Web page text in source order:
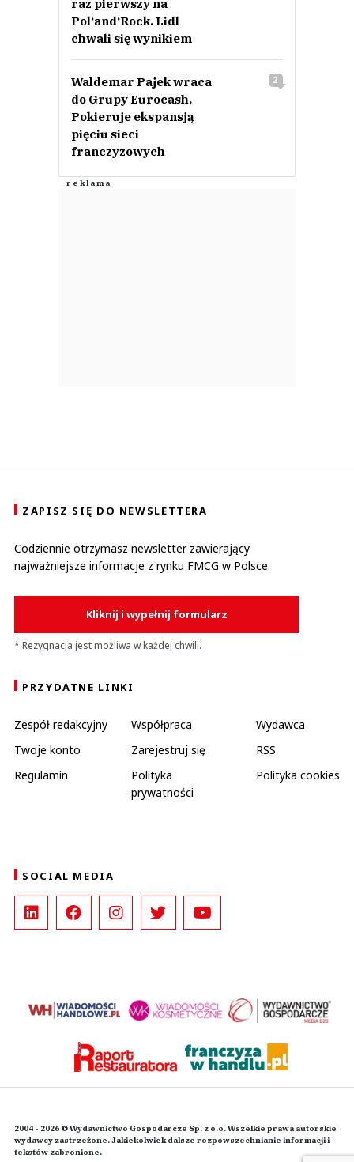
raz pierwszy na
Pol‘and‘Rock. Lidl
chwali się wynikiem
Waldemar Pajek wraca
do Grupy Eurocash.
Pokieruje ekspansją
pięciu sieci
franczyzowych
2
ZAPISZ SIĘ DO NEWSLETTERA
Codziennie otrzymasz newsletter zawierający
najważniejsze informacje z rynku FMCG w Polsce.
Kliknij i wypełnij formularz
* Rezygnacja jest możliwa w każdej chwili.
PRZYDATNE LINKI
Zespół redakcyjny Współpraca
Wydawca
Twoje konto
Zarejestruj się
RSS
Regulamin
Polityka
prywatności
Polityka cookies
SOCIAL MEDIA
2004 - 2026 © Wydawnictwo Gospodarcze Sp. z o.o. Wszelkie prawa autorskie
wydawcy zastrzeżone. Jakiekolwiek dalsze rozpowszechnianie informacji i
tekstów zabronione.